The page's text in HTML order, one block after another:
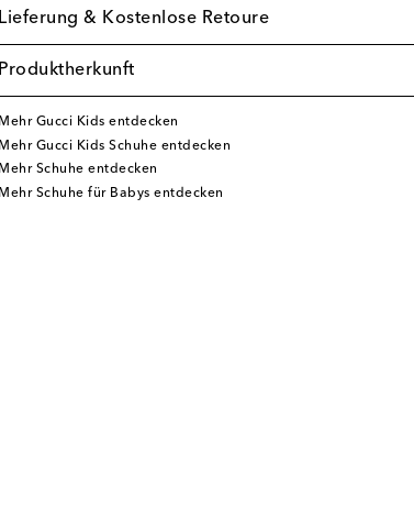
Lieferung & Kostenlose Retoure
Produktherkunft
Mehr Gucci Kids entdecken
Mehr Gucci Kids Schuhe entdecken
Mehr Schuhe entdecken
Mehr Schuhe für Babys entdecken